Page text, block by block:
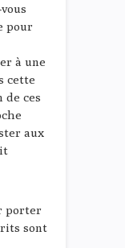
pour
à une
cette
de ces
aux
porter
sont